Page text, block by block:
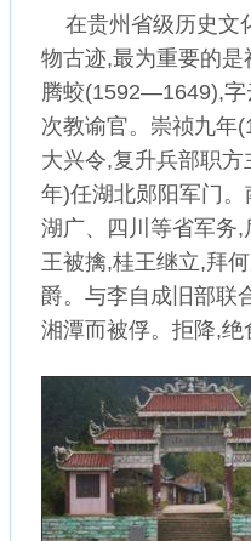
在贵州省级历史文
物古迹,最为重要的
腾蛟(1592―1649),字
次教谕官。崇祯九年
大兴令,复升兵部职
年)任湖北郧阳军门
湖广、四川等省军务
王被擒,桂王继立,拜
爵。与李自成旧部联
湘潭而被俘。拒降,